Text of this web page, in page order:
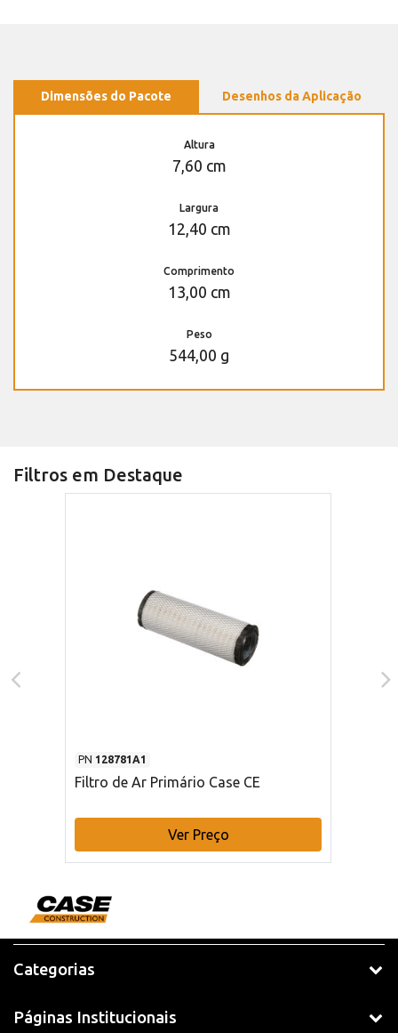
Dimensões do Pacote Desenhos da Aplicação
Altura
7,60 cm
Largura
12,40 cm
Comprimento
13,00 cm
Peso
544,00 g
Filtros em Destaque
PN 128781A1
Filtro de Ar Primário Case CE
Ver Preço
Categorias
Páginas Institucionais